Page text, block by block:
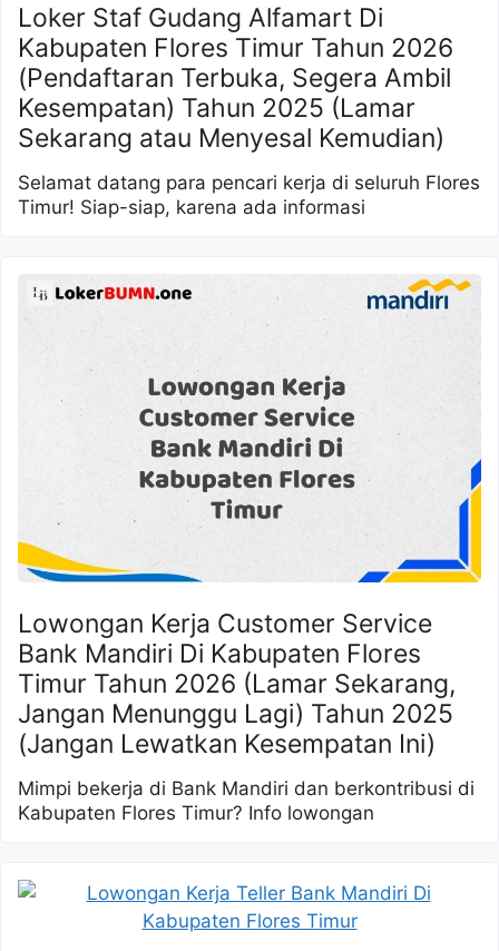
Loker Staf Gudang Alfamart Di
Kabupaten Flores Timur Tahun 2026
(Pendaftaran Terbuka, Segera Ambil
Kesempatan) Tahun 2025 (Lamar
Sekarang atau Menyesal Kemudian)
Selamat datang para pencari kerja di seluruh Flores
Timur! Siap-siap, karena ada informasi
Lowongan Kerja Customer Service
Bank Mandiri Di Kabupaten Flores
Timur Tahun 2026 (Lamar Sekarang,
Jangan Menunggu Lagi) Tahun 2025
(Jangan Lewatkan Kesempatan Ini)
Mimpi bekerja di Bank Mandiri dan berkontribusi di
Kabupaten Flores Timur? Info lowongan